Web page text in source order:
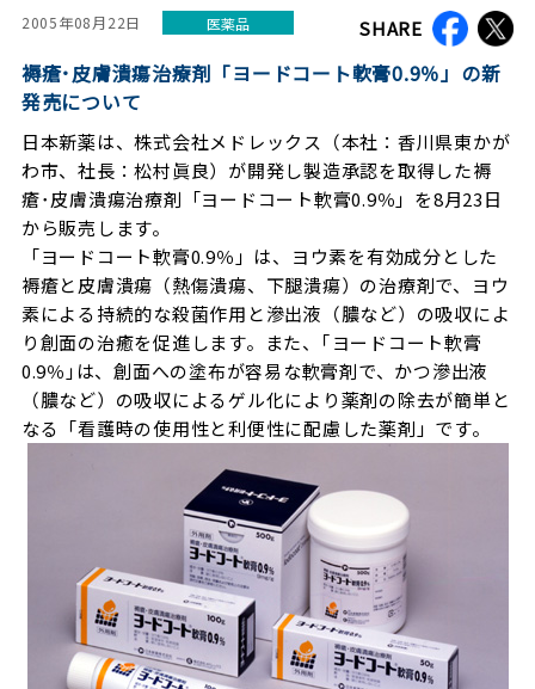
2005年08月22日 医薬品 SHARE
褥瘡･皮膚潰瘍治療剤「ヨードコート軟膏0.9％」の新
発売について
日本新薬は、株式会社メドレックス（本社：香川県東かが
わ市、社長：松村眞良）が開発し製造承認を取得した褥
瘡･皮膚潰瘍治療剤「ヨードコート軟膏0.9％」を8月23日
から販売します。
「ヨードコート軟膏0.9％」は、ヨウ素を有効成分とした
褥瘡と皮膚潰瘍（熱傷潰瘍、下腿潰瘍）の治療剤で、ヨウ
素による持続的な殺菌作用と滲出液（膿など）の吸収によ
り創面の治癒を促進します。また、｢ヨードコート軟膏
0.9％｣は、創面への塗布が容易な軟膏剤で、かつ滲出液
（膿など）の吸収によるゲル化により薬剤の除去が簡単と
なる「看護時の使用性と利便性に配慮した薬剤」です。